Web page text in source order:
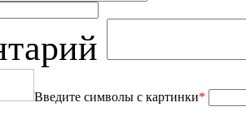
Введите символы с картинки*